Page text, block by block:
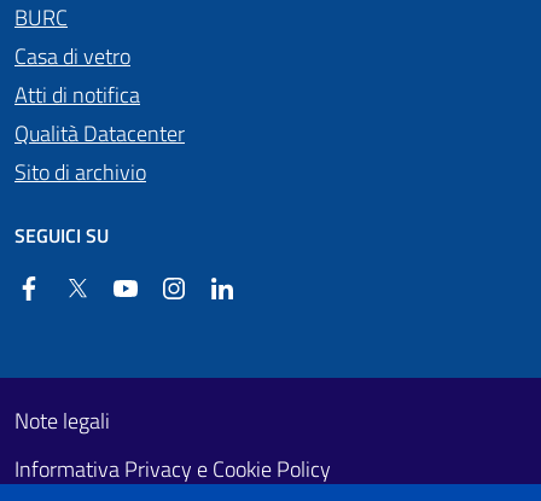
BURC
Casa di vetro
Atti di notifica
Qualità Datacenter
Sito di archivio
SEGUICI SU
FacebookTwitter YouTube Instagram
Footer First
Useful links section
Note legali
Informativa Privacy e Cookie Policy